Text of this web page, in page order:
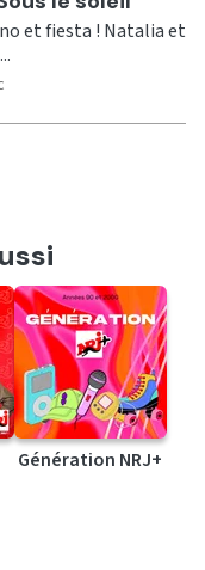
et fiesta ! Natalia et
Génération NRJ+